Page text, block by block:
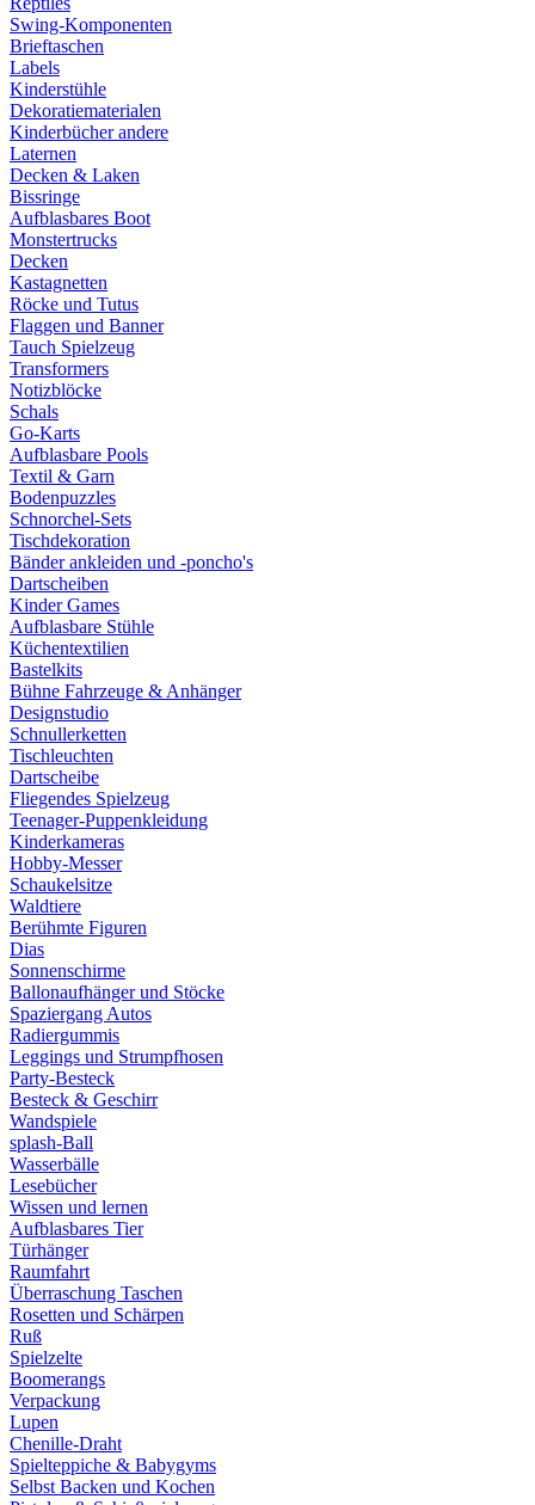
Swing-Komponenten
Brieftaschen
Labels
Kinderstühle
Dekoratiematerialen
Kinderbücher andere
Laternen
Decken & Laken
Bissringe
Aufblasbares Boot
Monstertrucks
Decken
Kastagnetten
Röcke und Tutus
Flaggen und Banner
Tauch Spielzeug
Transformers
Notizblöcke
Schals
Go-Karts
Aufblasbare Pools
Textil & Garn
Bodenpuzzles
Schnorchel-Sets
Tischdekoration
Bänder ankleiden und -poncho's
Dartscheiben
Kinder Games
Aufblasbare Stühle
Küchentextilien
Bastelkits
Bühne Fahrzeuge & Anhänger
Designstudio
Schnullerketten
Tischleuchten
Dartscheibe
Fliegendes Spielzeug
Teenager-Puppenkleidung
Kinderkameras
Hobby-Messer
Schaukelsitze
Waldtiere
Berühmte Figuren
Dias
Sonnenschirme
Ballonaufhänger und Stöcke
Spaziergang Autos
Radiergummis
Leggings und Strumpfhosen
Party-Besteck
Besteck & Geschirr
Wandspiele
splash-Ball
Wasserbälle
Lesebücher
Wissen und lernen
Aufblasbares Tier
Türhänger
Raumfahrt
Überraschung Taschen
Rosetten und Schärpen
Ruß
Spielzelte
Boomerangs
Verpackung
Lupen
Chenille-Draht
Spielteppiche & Babygyms
Selbst Backen und Kochen